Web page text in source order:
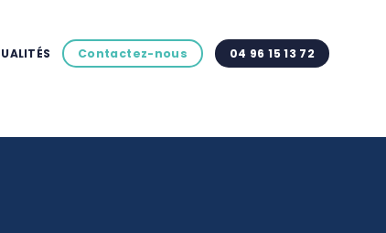
Contactez-nous 04 96 15 13 72